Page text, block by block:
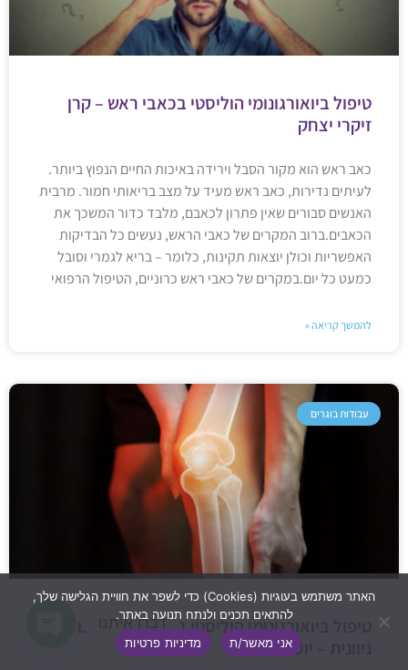
טיפול ביואורגונומי הוליסטי בכאבי ראש – קרן
זיקרי יצחק
כאב ראש הוא מקור הסבל וירידה באיכות החיים הנפוץ ביותר.
לעיתים נדירות, כאב ראש מעיד על מצב בריאותי חמור. מרבית
האנשים סבורים שאין פתרון לכאבם, מלבד כדור המשכך את
הכאבים.ברוב המקרים של כאבי הראש, נעשים כל הבדיקות
האפשריות וכולן יוצאות תקינות, כלומר – בריא לגמרי וסובל
כמעט כל יום.במקרים של כאבי ראש כרוניים, הטיפול הרפואי
להמשך קריאה »
עבודות בוגרים
טיפול ביואורגונומי הוליסטי בדלקת מפרקים
ניוונית – יוספה פיש
האתר משתמש בעוגיות (Cookies) כדי לשפר את חוויית הגלישה שלך,
להתאים תכנים ולנתח תנועה באתר.
אני מאשר/ת
מדיניות פרטיות
דברו איתנו